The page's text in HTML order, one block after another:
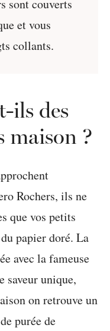
sont couverts
et vous
collants.
ils des
maison ?
Rochers, ils ne
que vos petits
papier doré. La
avec la fameuse
saveur unique,
on retrouve un
purée de